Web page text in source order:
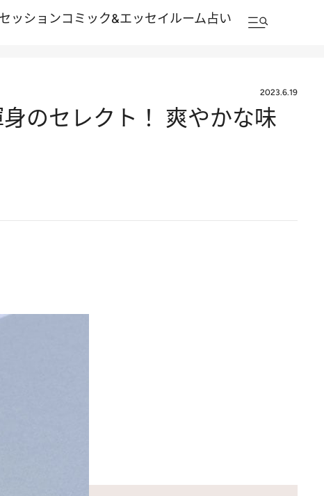
ッションコミック&エッセイルーム占い
2023.6.19
のセレクト！ 爽やかな味